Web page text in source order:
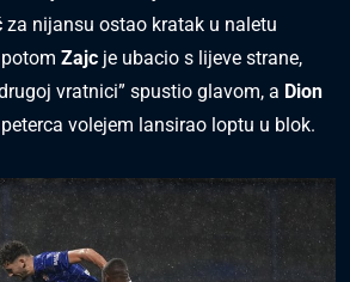
za nijansu ostao kratak u naletu
Zajc je ubacio s lijeve strane,
vratnici” spustio glavom, a Dion
volejem lansirao loptu u blok.